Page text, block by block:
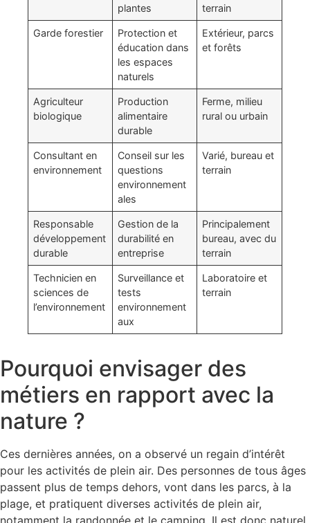
plantes
terrain
Garde forestier
Protection et
éducation dans
les espaces
naturels
Extérieur, parcs
et forêts
Agriculteur
biologique
Production
alimentaire
durable
Ferme, milieu
rural ou urbain
Consultant en
environnement
Conseil sur les
questions
environnement
ales
Varié, bureau et
terrain
Responsable
développement
durable
Gestion de la
durabilité en
entreprise
Principalement
bureau, avec du
terrain
Technicien en
sciences de
l’environnement
Surveillance et
tests
environnement
aux
Laboratoire et
terrain
Pourquoi envisager des
métiers en rapport avec la
nature ?
Ces dernières années, on a observé un regain d’intérêt
pour les activités de plein air. Des personnes de tous âges
passent plus de temps dehors, vont dans les parcs, à la
plage, et pratiquent diverses activités de plein air,
notamment la randonnée et le camping. Il est donc naturel